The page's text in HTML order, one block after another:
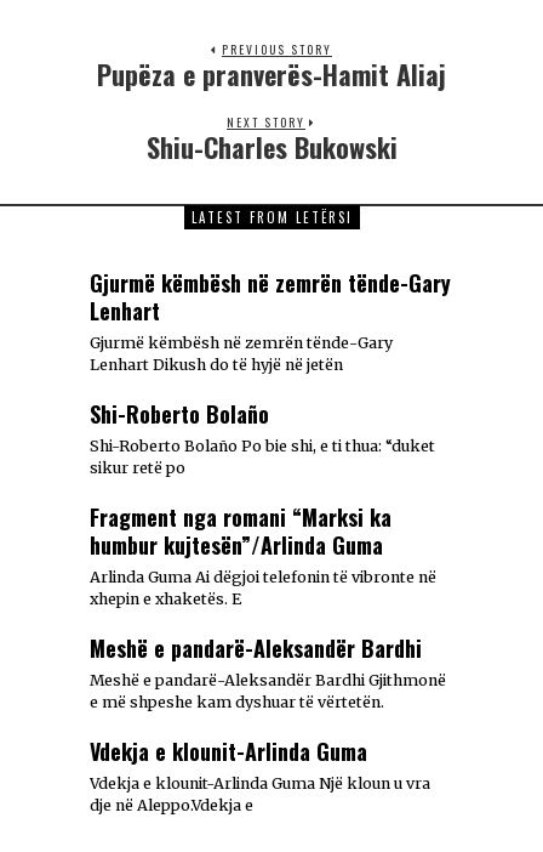
PREVIOUS STORY
Pupëza e pranverës-Hamit Aliaj
NEXT STORY
Shiu-Charles Bukowski
LATEST FROM LETËRSI
Gjurmë këmbësh në zemrën tënde-Gary
Lenhart
Gjurmë këmbësh në zemrën tënde-Gary
Lenhart Dikush do të hyjë në jetën
Shi-Roberto Bolaño
Shi-Roberto Bolaño Po bie shi, e ti thua: “duket
sikur retë po
Fragment nga romani “Marksi ka
humbur kujtesën”/Arlinda Guma
Arlinda Guma Ai dëgjoi telefonin të vibronte në
xhepin e xhaketës. E
Meshë e pandarë-Aleksandër Bardhi
Meshë e pandarë-Aleksandër Bardhi Gjithmonë
e më shpeshe kam dyshuar të vërtetën.
Vdekja e klounit-Arlinda Guma
Vdekja e klounit-Arlinda Guma Një kloun u vra
dje në Aleppo.Vdekja e